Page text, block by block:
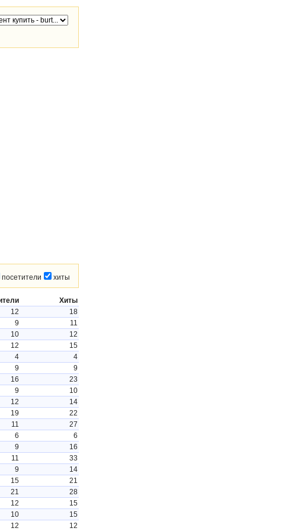
посетители хиты
Хиты
12
18
9
11
10
12
12
15
4
4
9
9
16
23
9
10
12
14
19
22
11
27
6
6
9
16
11
33
9
14
15
21
21
28
12
15
10
15
12 12